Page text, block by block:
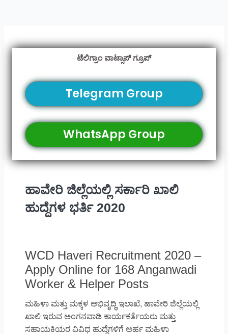
ಟೆಲಿಗ್ರಾಂ ವಾಟ್ಸಾಪ್ ಗ್ರೂಪ್
Telegram Group
WhatsApp Group
ಹಾವೇರಿ ಜಿಲ್ಲೆಯಲ್ಲಿ ಸರ್ಕಾರಿ ಖಾಲಿ
ಹುದ್ದೆಗಳ ಭರ್ತಿ 2020
WCD Haveri Recruitment 2020 –
Apply Online for 168 Anganwadi
Worker & Helper Posts
ಮಹಿಳಾ ಮತ್ತು ಮಕ್ಕಳ ಅಭಿವೃದ್ಧಿ ಇಲಾಖೆ, ಹಾವೇರಿ ಜಿಲ್ಲೆಯಲ್ಲಿ
ಖಾಲಿ ಇರುವ ಅಂಗನವಾಡಿ ಕಾರ್ಯಕರ್ತೆಯರು ಮತ್ತು
ಸಹಾಯಕಿಯರ ವಿವಿಧ ಹುದ್ದೆಗಳಿಗೆ ಅರ್ಹ ಮಹಿಳಾ